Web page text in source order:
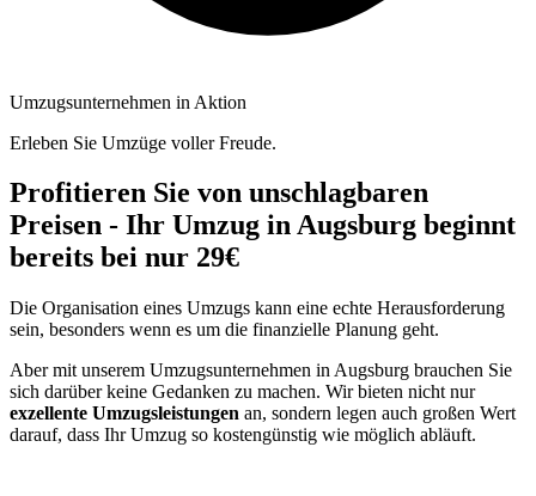
Umzugsunternehmen in Aktion
Erleben Sie Umzüge voller Freude.
Profitieren Sie von unschlagbaren
Preisen - Ihr Umzug in Augsburg beginnt
bereits bei nur 29€
Die Organisation eines Umzugs kann eine echte Herausforderung
sein, besonders wenn es um die finanzielle Planung geht.
Aber mit unserem Umzugsunternehmen in Augsburg brauchen Sie
sich darüber keine Gedanken zu machen. Wir bieten nicht nur
exzellente Umzugsleistungen an, sondern legen auch großen Wert
darauf, dass Ihr Umzug so kostengünstig wie möglich abläuft.